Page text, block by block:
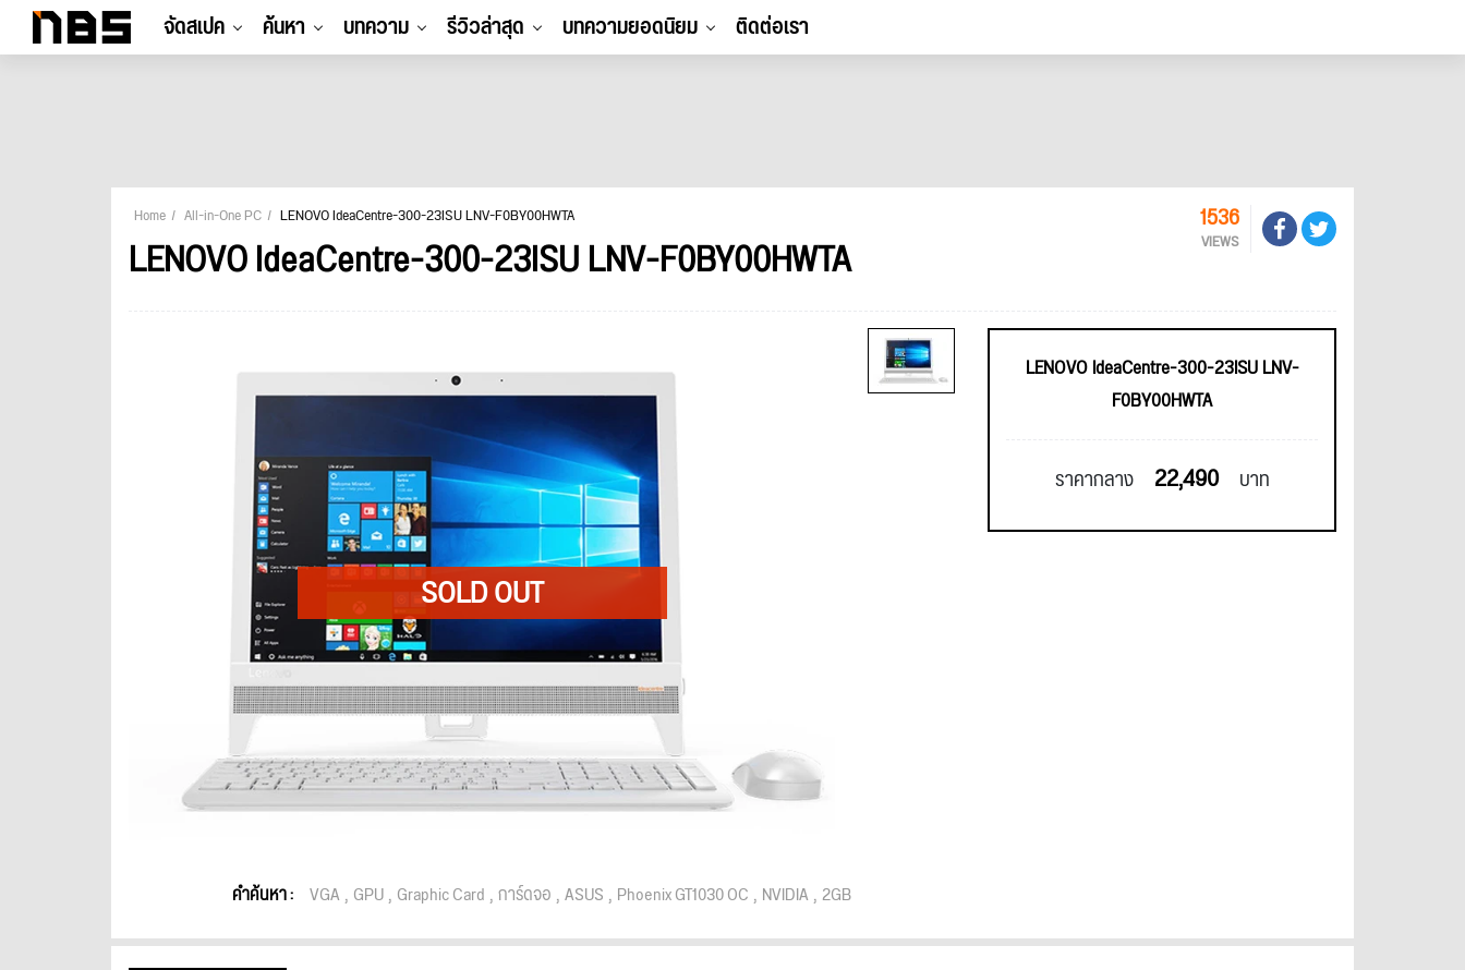
จัดสเปค ค้นหา บทความ รีวิวล่าสุด บทความยอดนิยม ติดต่อเรา
Home All-in-One PC LENOVO IdeaCentre-300-23ISU LNV-F0BY00HWTA
LENOVO IdeaCentre-300-23ISU LNV-F0BY00HWTA
1536
VIEWS
คำค้นหา : VGA GPU Graphic Card การ์ดจอ ASUS Phoenix GT1030 OC NVIDIA 2GB
LENOVO IdeaCentre-300-23ISU LNV-
F0BY00HWTA
ราคากลาง 22,490 บาท